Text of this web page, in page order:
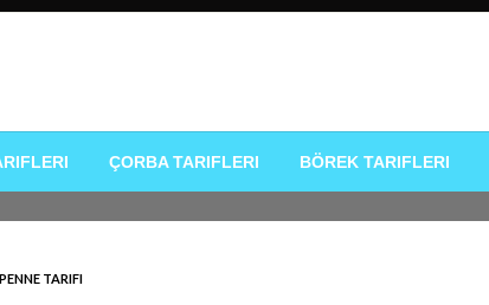
Tarifleri
ÇORBA TARIFLERI BÖREK TARIFLERI
TARIFI